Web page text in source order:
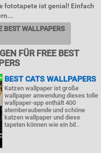
fototapete ist genial! Einfach
BEST WALLPAPERS
FÜR FREE BEST
BEST CATS WALLPAPERS
Katzen wallpaper ist große
wallpaper anwendung dieses tolle
wallpaper-app enthält 400
atemberaubende und schöne
katzen wallpaper und diese
tapeten können wie ein bil..